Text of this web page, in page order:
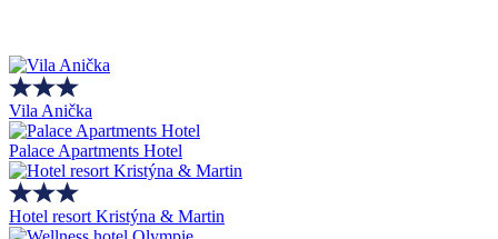
Vila Anička
Palace Apartments Hotel
Hotel resort Kristýna & Martin